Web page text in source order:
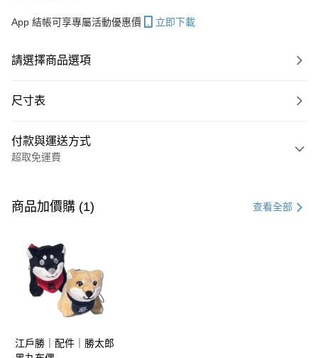
App 結帳可享專屬活動優惠價 立即下載
請選擇商品選項
尺寸表
付款與運送方式
超取免運費
信用卡一次付款
LINE Pay
AFTEE先享後付
【關於「AFTEE先享後付」】
便利好安心！
１．簡單：不需註冊會員、不需綁卡、不需儲值。
商品加價購 (1) 查看全部
江戶勝｜配件｜勝太郎